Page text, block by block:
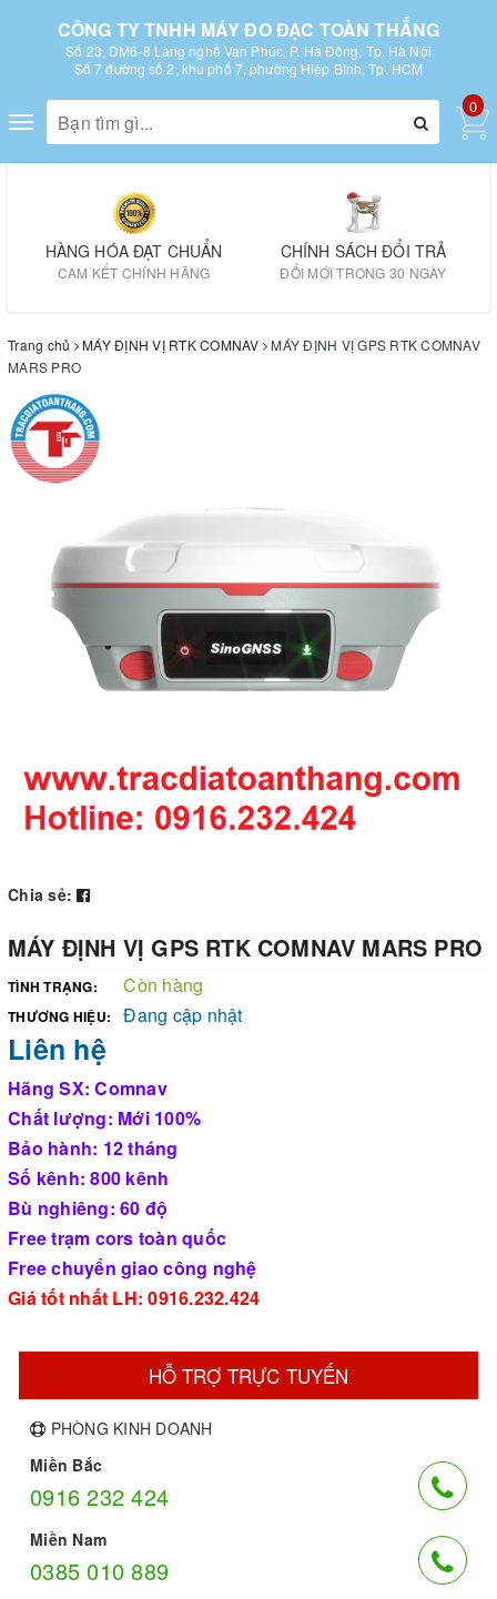
CÔNG TY TNHH MÁY ĐO ĐẠC TOÀN THẮNG
Số 23, DM6-8 Làng nghề Vạn Phúc, P. Hà Đông, Tp. Hà Nội
Số 7 đường số 2, khu phố 7, phường Hiệp Bình, Tp. HCM
Toggle
navigation
0
HÀNG HÓA ĐẠT CHUẨN
CAM KẾT CHÍNH HÃNG
CHÍNH SÁCH ĐỔI TRẢ
ĐỔI MỚI TRONG 30 NGÀY
Trang chủ MÁY ĐỊNH VỊ RTK COMNAV
MÁY ĐỊNH VỊ GPS RTK COMNAV
MARS PRO
Chia sẻ:
MÁY ĐỊNH VỊ GPS RTK COMNAV MARS PRO
TÌNH TRẠNG: Còn hàng
THƯƠNG HIỆU: Đang cập nhật
Liên hệ
Hãng SX: Comnav
Chất lượng: Mới 100%
Bảo hành: 12 tháng
Số kênh: 800 kênh
Bù nghiêng: 60 độ
Free trạm cors toàn quốc
Free chuyển giao công nghệ
Giá tốt nhất LH: 0916.232.424
HỖ TRỢ TRỰC TUYẾN
PHÒNG KINH DOANH
Miền Bắc
0916 232 424
Miền Nam
0385 010 889